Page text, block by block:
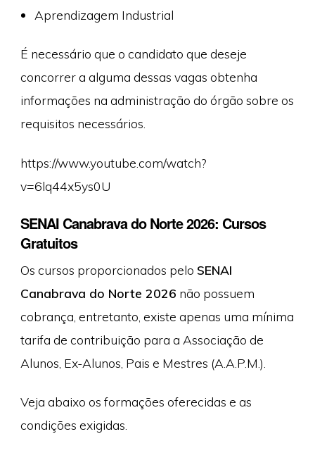
Aprendizagem Industrial
É necessário que o candidato que deseje
concorrer a alguma dessas vagas obtenha
informações na administração do órgão sobre os
requisitos necessários.
https://www.youtube.com/watch?
v=6lq44x5ys0U
SENAI Canabrava do Norte 2026: Cursos
Gratuitos
Os cursos proporcionados pelo SENAI
Canabrava do Norte 2026 não possuem
cobrança, entretanto, existe apenas uma mínima
tarifa de contribuição para a Associação de
Alunos, Ex-Alunos, Pais e Mestres (A.A.P.M.).
Veja abaixo os formações oferecidas e as
condições exigidas.